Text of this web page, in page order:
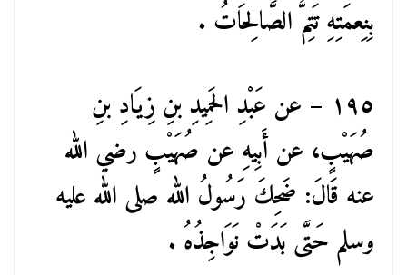
بِنِعمَتِهِ تَتِمُّ الصَّالِحَاتُ .
١٩٥ – عن عَبْدِ الحَمِيدِ بنِ زِيَادِ بنِ
صُهَيْبٍ، عن أَبِيهِ عن صُهَيْبٍ رضي الله
عنه قَالَ: ضَحِكَ رَسُولُ الله صلى الله عليه
وسلم حَتَّى بَدَتْ نَوَاجِذُهُ .